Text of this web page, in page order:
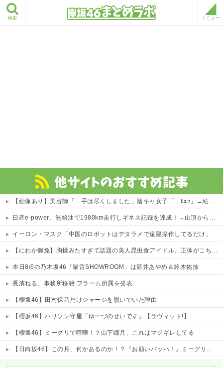
検索 メニュー
【画像あり】美容師「…手は尽くしました」陰キャ女子「…ﾋｭｯ」→結果・・・
日産e-power、無給油で1980km走行しギネス記録を達成！→山頂から下ってるだけでした…
イーロン・マスク「中国のロボットはデタラメで遠隔操作してるだけ」
【にわか御免】胸揉みたすぎて話題の美人昆虫食アイドル、正体がこちらwwwwww 他
本日8/6の乃木坂46「猫舌SHOWROOM」は筒井あやめ＆鈴木佑捺
長濱ねる、事務所移籍 フラーム所属を発表
【櫻坂46】田村保乃だけジャージを脱いでいた理由
【櫻坂46】ハリソン守屋「ゆーづのせいです」【ラヴィット!】
【櫻坂46】ミーグリで喧嘩！？山下瞳月、これはマジギレしてる
【日向坂46】この月、何かあるのか！？『お願いバッハ！』ミーグリ日程がこちら